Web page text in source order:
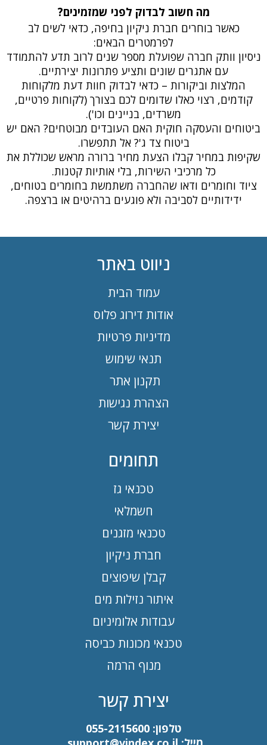
מה חשוב לבדוק לפני שמזמינים?
כאשר בוחרים חברת ניקיון בחיפה, כדאי לשים לב
לפרמטרים הבאים:
ניסיון וותק חברה שפועלת מספר שנים לרוב תדע להתמודד
עם אתגרים שונים ותציע פתרונות יצירתיים.
המלצות וביקורות – כדאי לבדוק חוות דעת מלקוחות
קודמים, רצוי כאלו שדומים לכם בצורך (לקוחות פרטיים,
משרדים, בניינים וכו').
ביטוחים והעסקה חוקית האם העובדים מבוטחים? האם יש
ביטוח צד ג'? אל תתפשרו.
שקיפות במחיר קבלו הצעת מחיר ברורה מראש שכוללת את
כל מרכיבי השירות, בלי אותיות קטנות.
ציוד וחומרים ודאו שהחברה משתמשת בחומרים בטוחים,
ידידותיים לסביבה ולא פוגעים ברהיטים או ברצפה.
ניווט באתר
עמוד הבית
אודות דירוג פלוס
מדיניות פרטיות
תנאי שימוש
תקנון אתר
הצהרת נגישות
יצירת קשר
תחומים
טכנאי גז
חשמלאי
טכנאי מזגנים
חברת ניקיון
קבלן שיפוצים
איתור נזילות מים
עבודות אלומיניום
טכנאי מכונות כביסה
מנוף הרמה
יצירת קשר
טלפון: 055-2115600